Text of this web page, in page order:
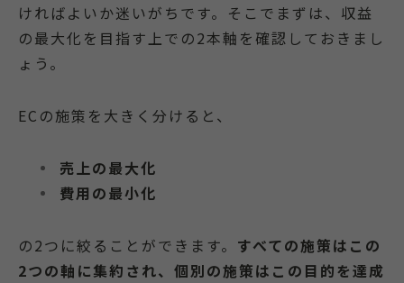
ければよいか迷いがちです。そこでまずは、収益
の最大化を目指す上での2本軸を確認しておきまし
ょう。
ECの施策を大きく分けると、
売上の最大化
費用の最小化
の2つに絞ることができます。 すべての施策はこの
2つの軸に集約され、個別の施策はこの目的を達成